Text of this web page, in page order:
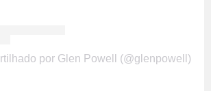
por Glen Powell (@glenpowell)